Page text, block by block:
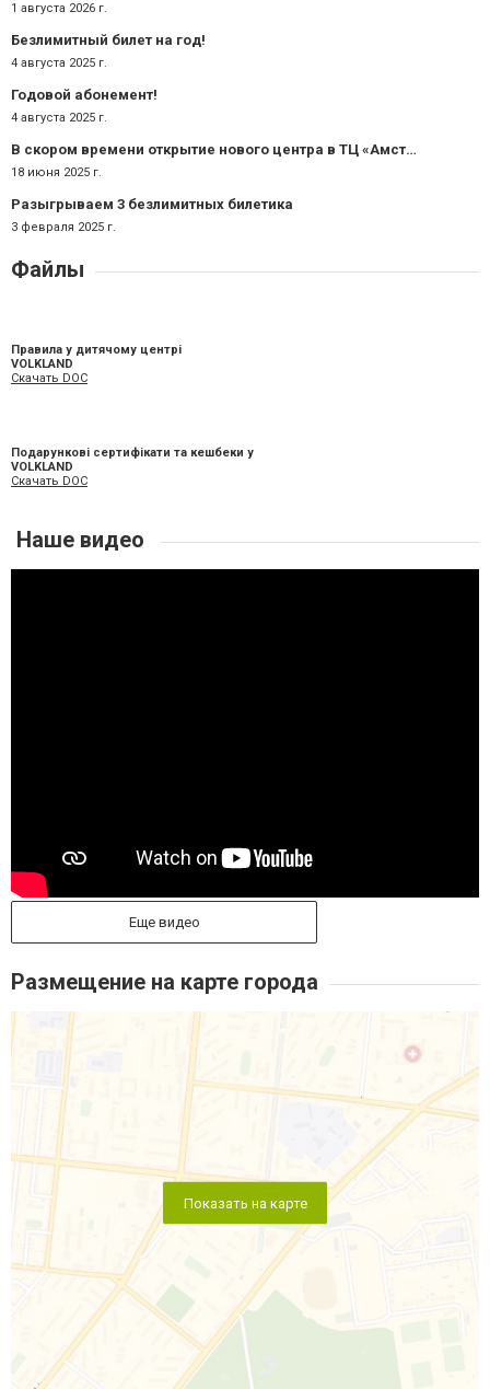
1 августа 2026 г.
Безлимитный билет на год!
4 августа 2025 г.
Годовой абонемент!
4 августа 2025 г.
В скором времени открытие нового центра в ТЦ «Амстор» в Вознесеновском районе.
18 июня 2025 г.
Разыгрываем 3 безлимитных билетика
3 февраля 2025 г.
Файлы
Правила у дитячому центрі
VOLKLAND
Скачать DOC
Подарункові сертифікати та кешбеки у
VOLKLAND
Скачать DOC
Наше видео
Еще видео
Размещение на карте города
Показать на карте